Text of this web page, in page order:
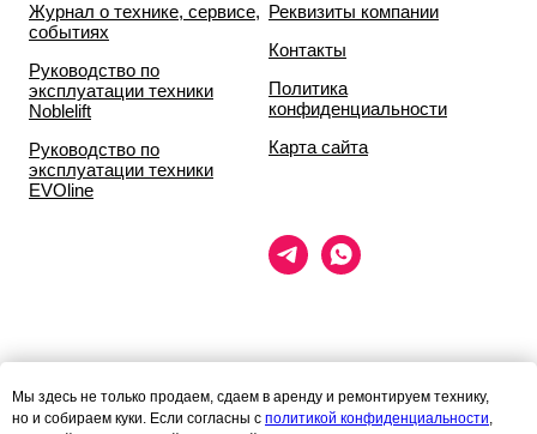
Журнал о технике, сервисе,
событиях
Руководство по
эксплуатации техники
Noblelift
Руководство по
эксплуатации техники
EVOline
Реквизиты компании
Контакты
Политика
конфиденциальности
Карта сайта
при каких условиях
информационные материалы и цены, размещённые на сайте, не
Мы здесь не только продаем, сдаем в аренду и ремонтируем технику,
но и собираем куки. Если согласны с политикой конфиденциальности,